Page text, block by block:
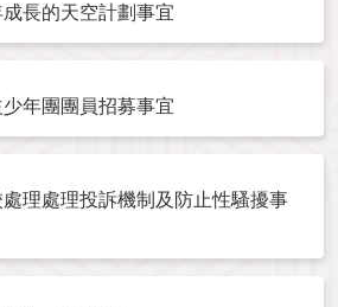
長的天空計劃事宜
年團團員招募事宜
理處理投訴機制及防止性騷擾事